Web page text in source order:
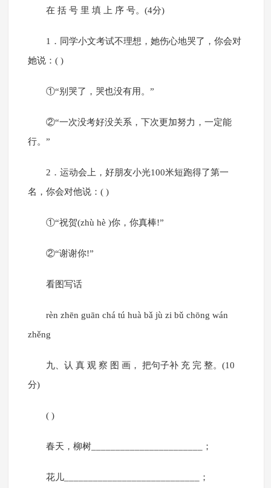
在 括 号 里 填 上 序 号。(4分)
1．同学小文考试不理想，她伤心地哭了，你会对
她说：( )
①“别哭了，哭也没有用。”
②“一次没考好没关系，下次更加努力，一定能
行。”
2．运动会上，好朋友小光100米短跑得了第一
名，你会对他说：( )
①“祝贺(zhù hè )你，你真棒!”
②“谢谢你!”
看图写话
rèn zhēn guān chá tú huà bǎ jù zi bǔ chōng wán
zhěng
九、认 真 观 察 图 画， 把句子补 充 完 整。(10
分)
( )
春天，柳树_______________________；
花儿____________________________；